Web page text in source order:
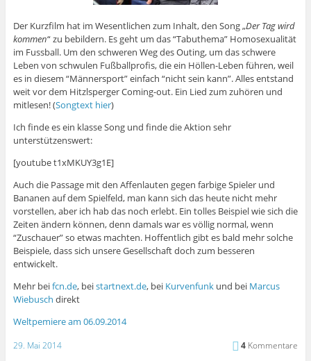
Der Kurzfilm hat im Wesentlichen zum Inhalt, den Song „Der Tag wird
kommen“ zu bebildern. Es geht um das “Tabuthema” Homosexualität
im Fussball. Um den schweren Weg desOuting, um das schwere
Leben von schwulen Fußballprofis, die ein Höllen-Leben führen, weil
es in diesem “Männersport” einfach “nicht sein kann”. Alles entstand
weit vor dem Hitzlsperger Coming-out. Ein Lied zum zuhören und
mitlesen! (Songtext hier)
Ich finde es ein klasse Song und finde die Aktion sehr
unterstützenswert:
[youtube t1xMKUY3g1E]
Auch die Passage mit den Affenlauten gegen farbige Spieler und
Bananen auf dem Spielfeld, man kann sich das heute nicht mehr
vorstellen, aber ich hab das noch erlebt. Ein tolles Beispiel wie sich die
Zeiten ändern können, denn damals war es völlig normal, wenn
“Zuschauer” so etwas machten. Hoffentlich gibt es bald mehr solche
Beispiele, dass sich unsere Gesellschaft doch zum besseren
entwickelt.
Mehr beifcn.de, beistartnext.de, bei Kurvenfunkund bei Marcus
Wiebusch direkt
Weltpemiere am 06.09.2014
29. Mai 2014 4 Kommentare